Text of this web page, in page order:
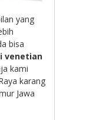
yang
bisa
venetian
kami
karang
Jawa